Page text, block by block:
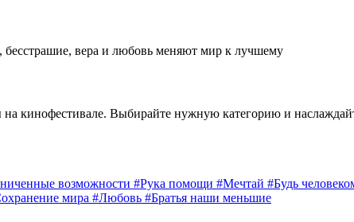
вера и любовь меняют мир к лучшему
кинофестивале. Выбирайте нужную категорию и
возможности #Рука помощи #Мечтай #Будь
мира #Любовь #Братья наши меньшие